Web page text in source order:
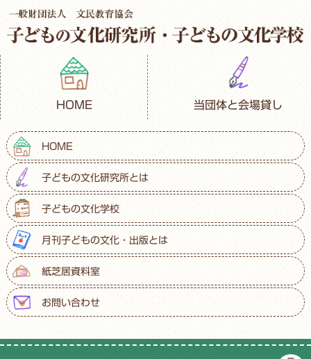
HOME 当団体と会場貸し
HOME
子どもの文化研究所とは
子どもの文化学校
月刊子どもの文化・出版とは
紙芝居資料室
お問い合わせ